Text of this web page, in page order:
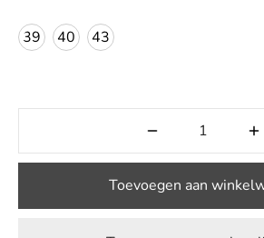
39 40 43
Toevoegen aan